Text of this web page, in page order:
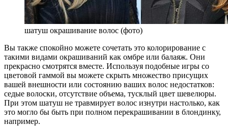
шатуш окрашивание волос (фото)
Вы также спокойно можете сочетать это колорирование с
такими видами окрашиваний как омбре или балаяж. Они
прекрасно смотрятся вместе. Используя подобные игры со
цветовой гаммой вы можете скрыть множество присущих
вашей внешности или состоянию ваших волос недостатков:
седые волоски, отсутствие объема, тусклый цвет шевелюры.
При этом шатуш не травмирует волос изнутри настолько, как
это могло бы быть при полном перекрашивании в блондинку,
например.